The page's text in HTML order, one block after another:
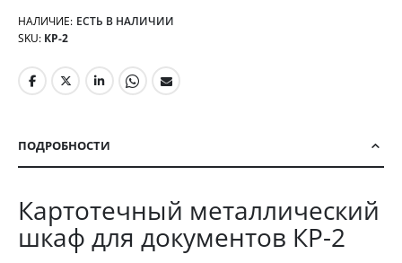
НАЛИЧИЕ: ЕСТЬ В НАЛИЧИИ
SKU КР-2
ПОДРОБНОСТИ
Картотечный металлический
шкаф для документов КР-2